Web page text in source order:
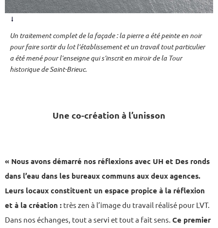
Un traitement complet de la façade : la pierre a été peinte en noir
pour faire sortir du lot l’établissement et un travail tout particulier
a été mené pour l’enseigne qui s’inscrit en miroir de la Tour
historique de Saint-Brieuc.
Une co-création à l’unisson
« Nous avons démarré nos réflexions avec UH et Des ronds
dans l’eau dans les bureaux communs aux deux agences.
Leurs locaux constituent un espace propice à la réflexion
et à la création : très zen à l’image du travail réalisé pour LVT.
Dans nos échanges, tout a servi et tout a fait sens. Ce premier